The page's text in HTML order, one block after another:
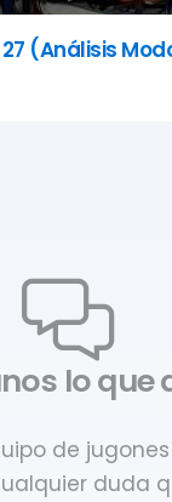
27 (Análisis
lo que
de
duda